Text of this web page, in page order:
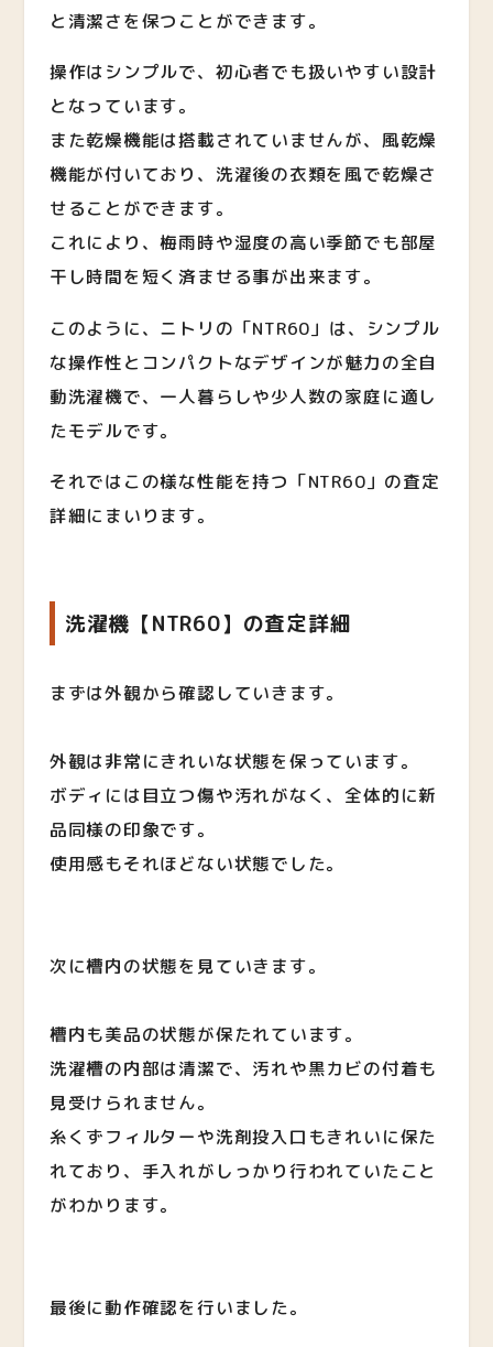
と清潔さを保つことができます。
操作はシンプルで、初心者でも扱いやすい設計
となっています。
また乾燥機能は搭載されていませんが、風乾燥
機能が付いており、洗濯後の衣類を風で乾燥さ
せることができます。
これにより、梅雨時や湿度の高い季節でも部屋
干し時間を短く済ませる事が出来ます。
このように、ニトリの「NTR60」は、シンプル
な操作性とコンパクトなデザインが魅力の全自
動洗濯機で、一人暮らしや少人数の家庭に適し
たモデルです。
それではこの様な性能を持つ「NTR60」の査定
詳細にまいります。
洗濯機【NTR60】の査定詳細
まずは外観から確認していきます。
外観は非常にきれいな状態を保っています。
ボディには目立つ傷や汚れがなく、全体的に新
品同様の印象です。
使用感もそれほどない状態でした。
次に槽内の状態を見ていきます。
槽内も美品の状態が保たれています。
洗濯槽の内部は清潔で、汚れや黒カビの付着も
見受けられません。
糸くずフィルターや洗剤投入口もきれいに保た
れており、手入れがしっかり行われていたこと
がわかります。
最後に動作確認を行いました。